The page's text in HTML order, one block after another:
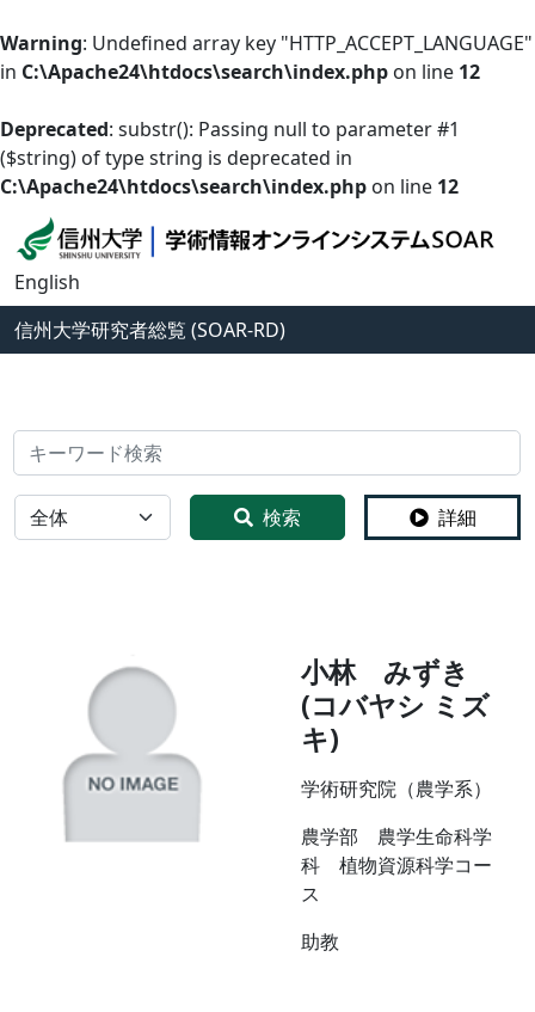
Warning: Undefined array key "HTTP_ACCEPT_LANGUAGE"
in C:\Apache24\htdocs\search\index.php on line 12
Deprecated: substr(): Passing null to parameter #1
($string) of type string is deprecated in
C:\Apache24\htdocs\search\index.php on line 12
English
信州大学研究者総覧 (SOAR-RD)
検索
全体 検索 詳細
小林 みずき
(コバヤシ ミズ
キ)
学術研究院（農学系）
農学部 農学生命科学
科 植物資源科学コー
ス
助教